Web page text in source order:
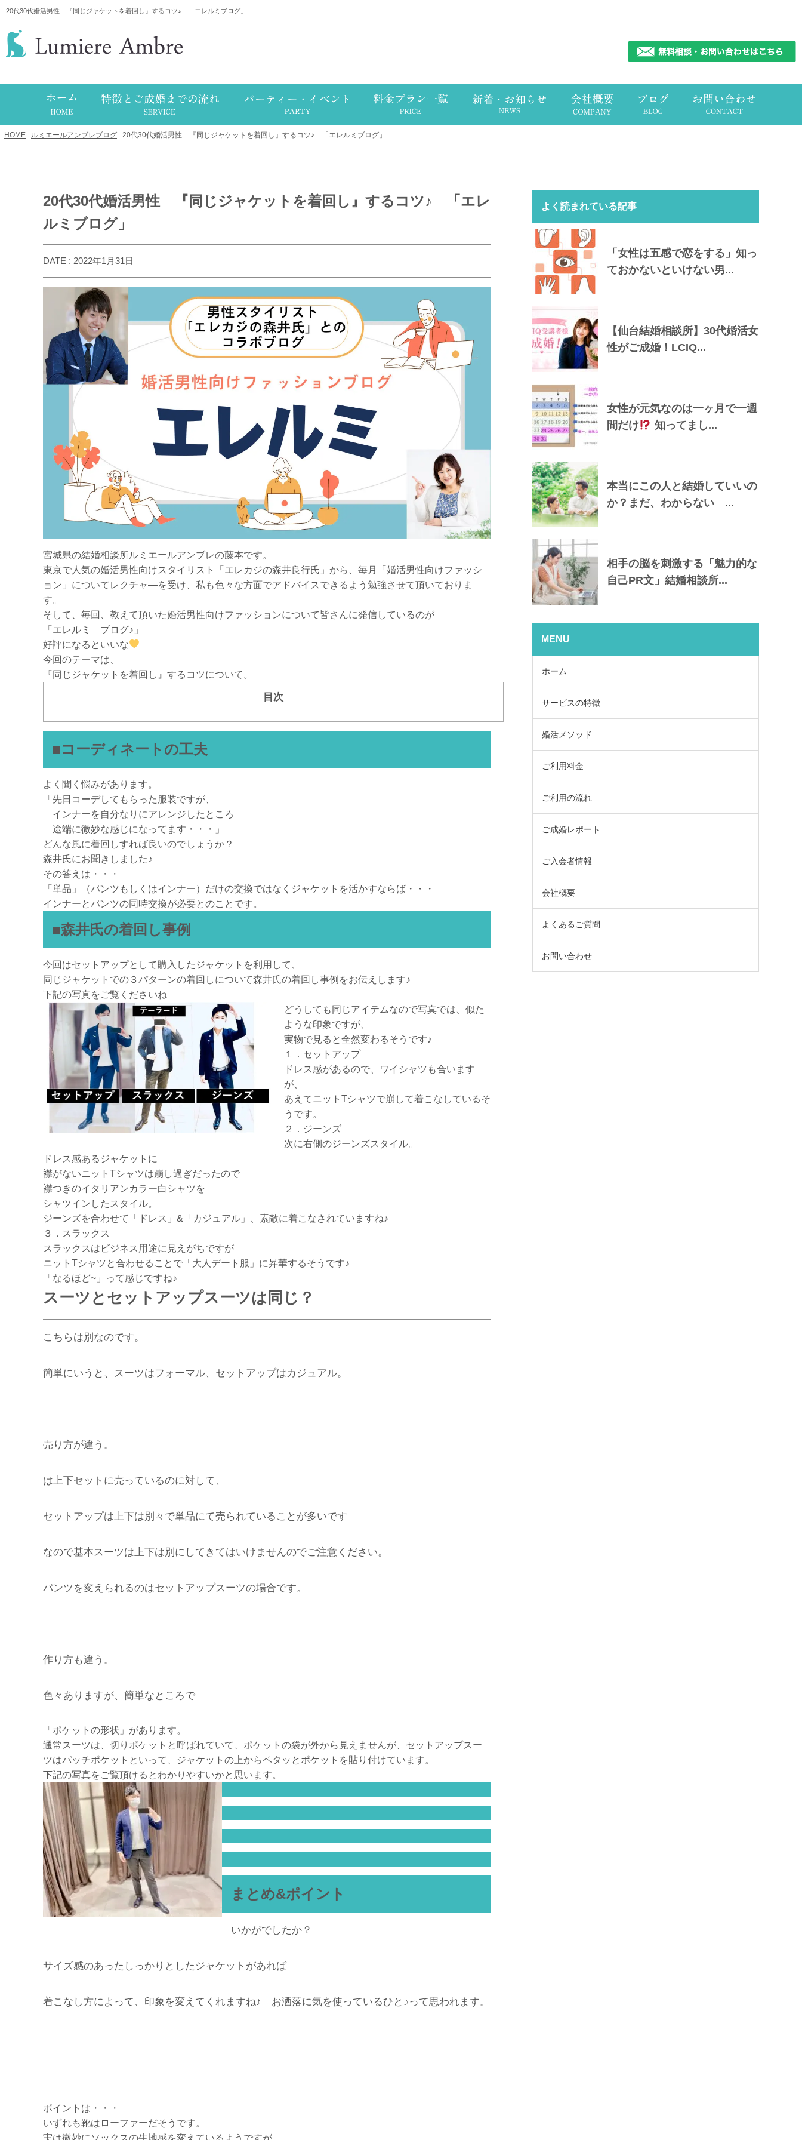
20代30代婚活男性 『同じジャケットを着回し』するコツ♪ 「エレルミブログ」
HOME ルミエールアンブレブログ 20代30代婚活男性 『同じジャケットを着回し』するコツ♪ 「エレルミブログ」
20代30代婚活男性 『同じジャケットを着回し』するコツ♪ 「エレ
ルミブログ」
DATE : 2022年1月31日
宮城県の結婚相談所ルミエールアンブレの藤本です。
東京で人気の婚活男性向けスタイリスト「エレカジの森井良行氏」から、毎月「婚活男性向けファッシ
ョン」についてレクチャ―を受け、私も色々な方面でアドバイスできるよう勉強させて頂いておりま
す。
そして、毎回、教えて頂いた婚活男性向けファッションについて皆さんに発信しているのが
「エレルミ ブログ♪」
好評になるといいな
今回のテーマは、
『同じジャケットを着回し』するコツについて。
目次
■コーディネートの工夫
よく聞く悩みがあります。
「先日コーデしてもらった服装ですが、
インナーを自分なりにアレンジしたところ
途端に微妙な感じになってます・・・」
どんな風に着回しすれば良いのでしょうか？
森井氏にお聞きしました♪
その答えは・・・
「単品」（パンツもしくはインナー）だけの交換ではなくジャケットを活かすならば・・・
インナーとパンツの同時交換が必要とのことです。
■森井氏の着回し事例
今回はセットアップとして購入したジャケットを利用して、
同じジャケットでの３パターンの着回しについて森井氏の着回し事例をお伝えします♪
下記の写真をご覧くださいね
どうしても同じアイテムなので写真では、似た
ような印象ですが、
実物で見ると全然変わるそうです♪
１．セットアップ
ドレス感があるので、ワイシャツも合います
が、
あえてニットTシャツで崩して着こなしているそ
うです。
２．ジーンズ
次に右側のジーンズスタイル。
ドレス感あるジャケットに
襟がないニットTシャツは崩し過ぎだったので
襟つきのイタリアンカラー白シャツを
シャツインしたスタイル。
ジーンズを合わせて「ドレス」&「カジュアル」、素敵に着こなされていますね♪
３．スラックス
スラックスはビジネス用途に見えがちですが
ニットTシャツと合わせることで「大人デート服」に昇華するそうです♪
「なるほど~」って感じですね♪
スーツとセットアップスーツは同じ？
こちらは別なのです。
簡単にいうと、スーツはフォーマル、セットアップはカジュアル。
売り方が違う。
は上下セットに売っているのに対して、
セットアップは上下は別々で単品にて売られていることが多いです
なので基本スーツは上下は別にしてきてはいけませんのでご注意ください。
パンツを変えられるのはセットアップスーツの場合です。
作り方も違う。
色々ありますが、簡単なところで
「ポケットの形状」があります。
通常スーツは、切りポケットと呼ばれていて、ポケットの袋が外から見えませんが、セットアップスー
ツはパッチポケットといって、ジャケットの上からペタッとポケットを貼り付けています。
下記の写真をご覧頂けるとわかりやすいかと思います。
まとめ&ポイント
いかがでしたか？
サイズ感のあったしっかりとしたジャケットがあれば
着こなし方によって、印象を変えてくれますね♪ お洒落に気を使っているひと♪って思われます。
ポイントは・・・
いずれも靴はローファーだそうです。
実は微妙にソックスの生地感を変えているようですが、
よく読まれている記事
「女性は五感で恋をする」知っ
ておかないといけない男...
【仙台結婚相談所】30代婚活女
性がご成婚！LCIQ...
女性が元気なのは一ヶ月で一週
間だけ
知ってまし...
本当にこの人と結婚していいの
か？まだ、わからない ...
相手の脳を刺激する「魅力的な
自己PR文」結婚相談所...
MENU
ホーム
サービスの特徴
婚活メソッド
ご利用料金
ご利用の流れ
ご成婚レポート
ご入会者情報
会社概要
よくあるご質問
お問い合わせ